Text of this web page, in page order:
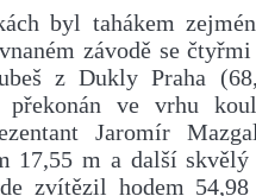
byl tahákem
závodě se
z Dukly Praha
ve vrhu
Jaromír
17,55 m a další skvělý
zvítězil hodem